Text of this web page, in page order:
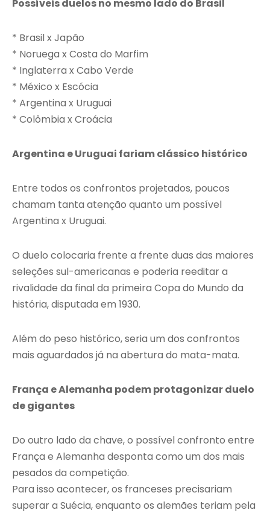
Possíveis duelos no mesmo lado do Brasil
* Brasil x Japão
* Noruega x Costa do Marfim
* Inglaterra x Cabo Verde
* México x Escócia
* Argentina x Uruguai
* Colômbia x Croácia
Argentina e Uruguai fariam clássico histórico
Entre todos os confrontos projetados, poucos
chamam tanta atenção quanto um possível
Argentina x Uruguai.
O duelo colocaria frente a frente duas das maiores
seleções sul-americanas e poderia reeditar a
rivalidade da final da primeira Copa do Mundo da
história, disputada em 1930.
Além do peso histórico, seria um dos confrontos
mais aguardados já na abertura do mata-mata.
França e Alemanha podem protagonizar duelo
de gigantes
Do outro lado da chave, o possível confronto entre
França e Alemanha desponta como um dos mais
pesados da competição.
Para isso acontecer, os franceses precisariam
superar a Suécia, enquanto os alemães teriam pela